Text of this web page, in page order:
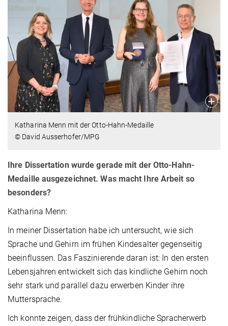
Katharina Menn mit der Otto-Hahn-Medaille
© David Ausserhofer/MPG
Ihre Dissertation wurde gerade mit der Otto-Hahn-
Medaille ausgezeichnet. Was macht Ihre Arbeit so
besonders?
Katharina Menn:
In meiner Dissertation habe ich untersucht, wie sich
Sprache und Gehirn im frühen Kindesalter gegenseitig
beeinflussen. Das Faszinierende daran ist: In den ersten
Lebensjahren entwickelt sich das kindliche Gehirn noch
sehr stark und parallel dazu erwerben Kinder ihre
Muttersprache.
Ich konnte zeigen, dass der frühkindliche Spracherwerb